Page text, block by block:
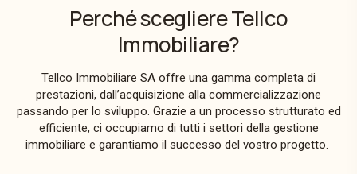
Perché scegliere Tellco
Immobiliare?
Tellco Immobiliare SA offre una gamma completa di
prestazioni, dall’acquisizione alla commercializzazione
passando per lo sviluppo. Grazie a un processo strutturato ed
efficiente, ci occupiamo di tutti i settori della gestione
immobiliare e garantiamo il successo del vostro progetto.